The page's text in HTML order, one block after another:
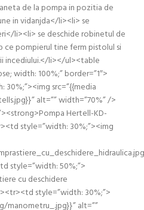
de la pompa in pozitia de
in vidanjda</li><li> se
li><li> se deschide robinetul de
ce pompierul tine ferm pistolul si
incediului.</li></ul><table
width: 100%;” border=”1″>
src=”{{media
alt=”” width=”70%” />
Hertell-KD-
style=”width: 30%;”><img
style=”width: 50%;”>
cu deschidere
style=”width: 30%;”>
manometru_.jpg}}” alt=””